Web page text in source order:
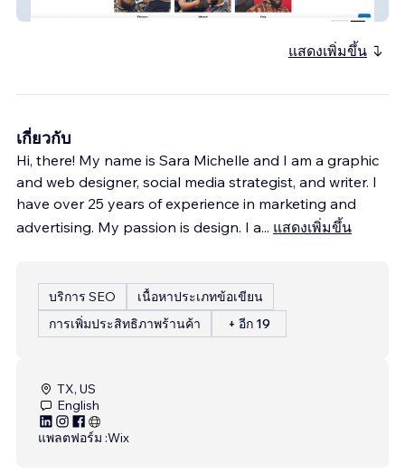
Freshstyles Barber Shop
แสดงเพิ่มขึ้น
เกี่ยวกับ
Hi, there! My name is Sara Michelle and I am a graphic
and web designer, social media strategist, and writer. I
have over 25 years of experience in marketing and
advertising. My passion is design. I a... แสดงเพิ่มขึ้น
บริการ SEO
เนื้อหาประเภทข้อเขียน
การเพิ่มประสิทธิภาพร้านค้า
+ อีก 19
TX, US
English
แพลตฟอร์ม :Wix